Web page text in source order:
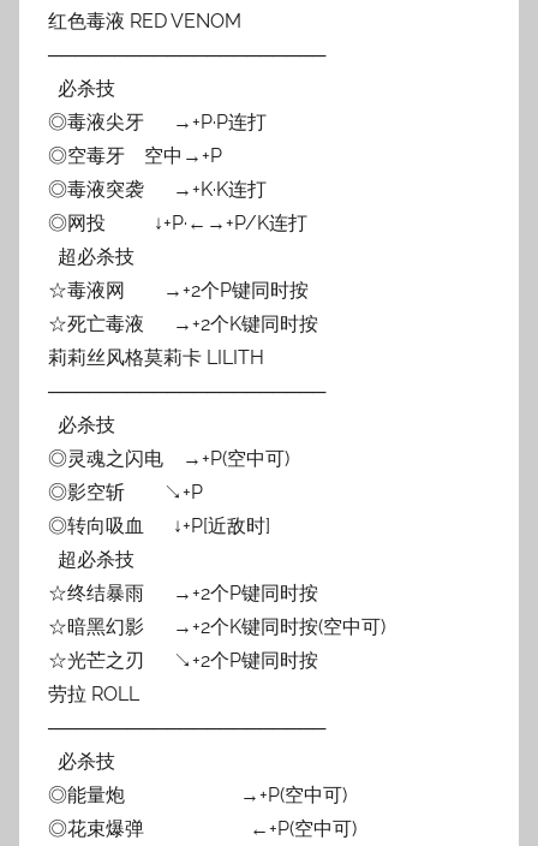
红色毒液 RED VENOM
─────────────────────
必杀技
◎毒液尖牙 →+P·P连打
◎空毒牙 空中→+P
◎毒液突袭 →+K·K连打
◎网投 ↓+P·←→+P/K连打
超必杀技
☆毒液网 →+2个P键同时按
☆死亡毒液 →+2个K键同时按
莉莉丝风格莫莉卡 LILITH
─────────────────────
必杀技
◎灵魂之闪电 →+P(空中可)
◎影空斩 ↘+P
◎转向吸血 ↓+P[近敌时]
超必杀技
☆终结暴雨 →+2个P键同时按
☆暗黑幻影 →+2个K键同时按(空中可)
☆光芒之刃 ↘+2个P键同时按
劳拉 ROLL
─────────────────────
必杀技
◎能量炮 →+P(空中可)
◎花束爆弹 ←+P(空中可)